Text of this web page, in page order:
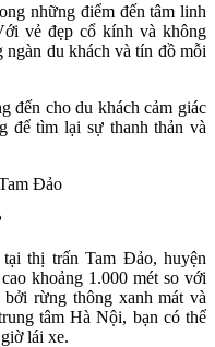
những điểm đến tâm linh
vẻ đẹp cổ kính và không
ngàn du khách và tín đồ mỗi
đến cho du khách cảm giác
để tìm lại sự thanh thản và
thị trấn Tam Đảo, huyện
khoảng 1.000 mét so với
rừng thông xanh mát và
tâm Hà Nội, bạn có thể
lái xe.